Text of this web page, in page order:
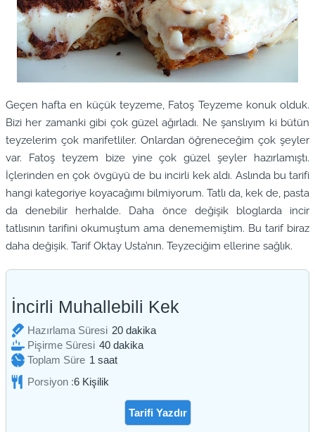
Geçen hafta en küçük teyzeme, Fatoş Teyzeme konuk olduk.
Bizi her zamanki gibi çok güzel ağırladı. Ne şanslıyım ki bütün
teyzelerim çok marifetliler. Onlardan öğreneceğim çok şeyler
var. Fatoş teyzem bize yine çok güzel şeyler hazırlamıştı.
İçlerinden en çok övgüyü de bu incirli kek aldı. Aslında bu tarifi
hangi kategoriye koyacağımı bilmiyorum. Tatlı da, kek de, pasta
da denebilir herhalde. Daha önce değişik bloglarda incir
tatlısının tarifini okumuştum ama denememiştim. Bu tarif biraz
daha değişik. Tarif Oktay Usta’nın. Teyzeciğim ellerine sağlık.
İncirli Muhallebili Kek
Hazırlama Süresi 20dakika
dakika
Pişirme Süresi 40dakika
dakika
Toplam Süre 1 saat
saat
Porsiyon :6 Kişilik
Tarifi Yazdır